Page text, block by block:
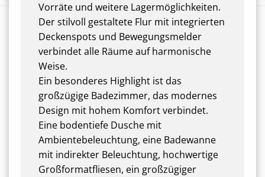
Vorräte und weitere Lagermöglichkeiten.
Der stilvoll gestaltete Flur mit integrierten
Deckenspots und Bewegungsmelder
verbindet alle Räume auf harmonische
Weise.
Ein besonderes Highlight ist das
großzügige Badezimmer, das modernes
Design mit hohem Komfort verbindet.
Eine bodentiefe Dusche mit
Ambientebeleuchtung, eine Badewanne
mit indirekter Beleuchtung, hochwertige
Großformatfliesen, ein großzügiger